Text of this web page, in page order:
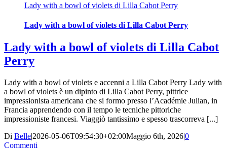
Lady with a bowl of violets di Lilla Cabot Perry
Lady with a bowl of violets di Lilla Cabot Perry
Lady with a bowl of violets di Lilla Cabot
Perry
Lady with a bowl of violets e accenni a Lilla Cabot Perry Lady with
a bowl of violets è un dipinto di Lilla Cabot Perry, pittrice
impressionista americana che si formo presso l’Académie Julian, in
Francia apprendendo con il tempo le tecniche pittoriche
impressioniste francesi. Viaggiò tantissimo e spesso trascorreva [...]
Di Belle|2026-05-06T09:54:30+02:00Maggio 6th, 2026|0
Commenti